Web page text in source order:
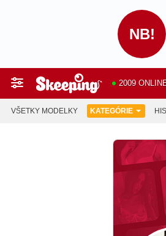
NB!
2009
VŠETKY MODELKY KATEGÓRIE